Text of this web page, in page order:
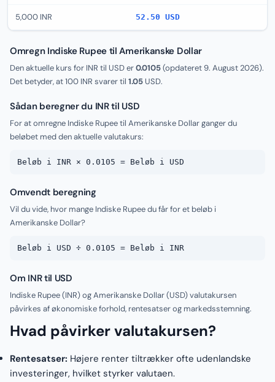
5,000 INR 52.50 USD
Omregn Indiske Rupee til Amerikanske Dollar
Den aktuelle kurs for INR til USD er0.0105(opdateret9. August 2026).
Det betyder, at 100 INR svarer til 1.05 USD.
Sådan beregner du INR til USD
For at omregne Indiske Rupee til Amerikanske Dollar ganger du
beløbet med den aktuelle valutakurs:
Beløb i INR × 0.0105 = Beløb i USD
Omvendt beregning
Vil du vide, hvor mange Indiske Rupee du får for et beløb i
Amerikanske Dollar?
Beløb i USD ÷ 0.0105 = Beløb i INR
Om INR til USD
Indiske Rupee (INR) og Amerikanske Dollar (USD) valutakursen
påvirkes af økonomiske forhold, rentesatser og markedsstemning.
Hvad påvirker valutakursen?
Rentesatser: Højere renter tiltrækker ofte udenlandske
investeringer, hvilket styrker valutaen.